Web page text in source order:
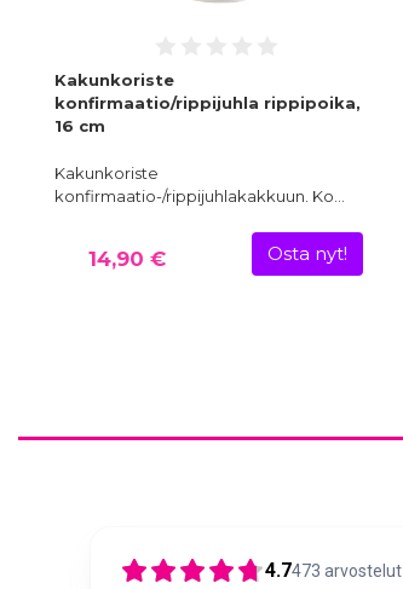
Kakunkoriste
konfirmaatio/rippijuhla rippipoika,
16 cm
Kakunkoriste
konfirmaatio-/rippijuhlakakkuun. Ko…
14,90 € Osta nyt!
4.7473 arvostelut